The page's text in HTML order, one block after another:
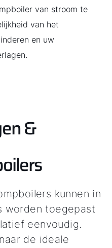
van stroom te
van het
en uw
&
kunnen in
worden toegepast
eenvoudig.
de ideale